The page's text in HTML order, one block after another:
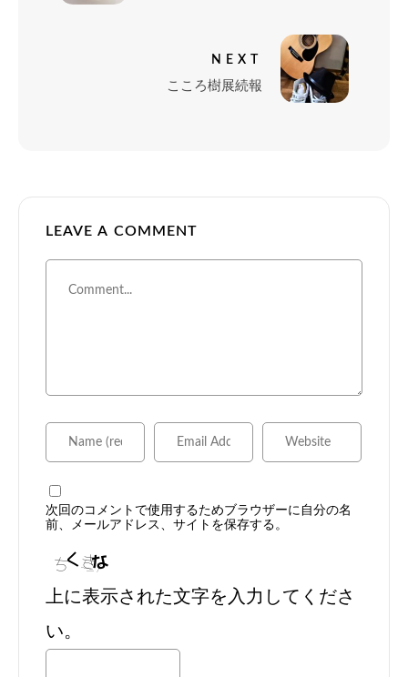
NEXT
こころ樹展続報
LEAVE A COMMENT
次回のコメントで使用するためブラウザーに自分の名
前、メールアドレス、サイトを保存する。
上に表示された文字を入力してくださ
い。